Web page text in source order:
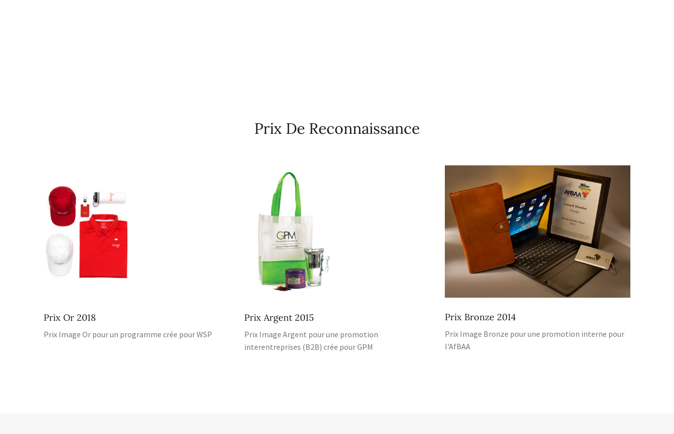
Prix De Reconnaissance
Prix Or 2018
Prix Image Or pour un programme crée pour WSP
Prix Argent 2015
Prix Image Argent pour une promotion
interentreprises (B2B) crée pour GPM
Prix Bronze 2014
Prix Image Bronze pour une promotion interne pour
l'AfBAA